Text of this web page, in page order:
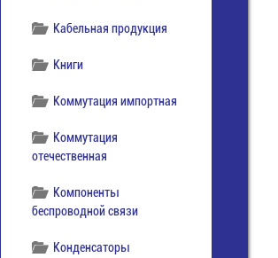
Кабельная продукция
Книги
Коммутация импортная
Коммутация
отечественная
Компоненты
беспроводной связи
Конденсаторы